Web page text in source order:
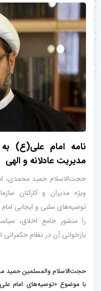
نامه امام علی(ع)
مدیریت عادلانه و الهی
حجت‌الاسلام حمید محمدی،
ویژه مدیران و کارکنان
توصیه‌های سلبی و ایجابی
را منشور جامع اخلاق،
بازخوانی آن در نظام حکمرانی
حجت‌الاسلام والمسلمین حمید
با موضوع «توصیه‌های امام